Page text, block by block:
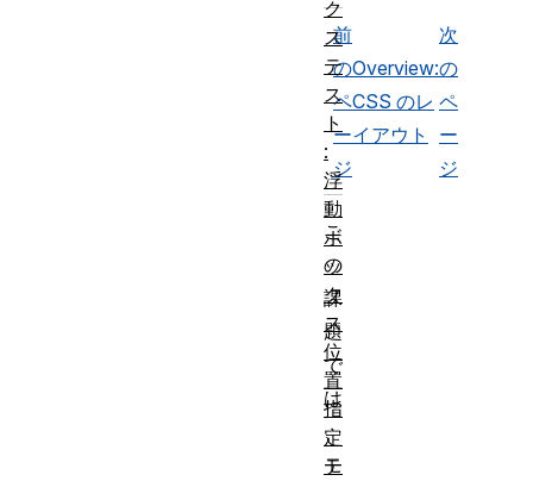
前
の
ペ
ー
ジ
Overview:
CSS のレ
イアウト
次
の
ペ
ー
ジ
こ
の
課
題
で
は
、
モ
ク
ス
テ
ス
ト
:
浮
動
ボ
ッ
ク
ス
位
置
指
定
テ